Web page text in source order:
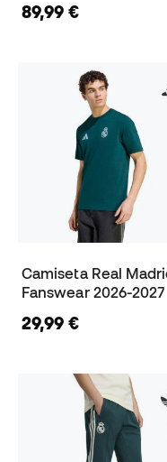
89,99 €
Camiseta Real
Fanswear 2026-2027
29,99 €